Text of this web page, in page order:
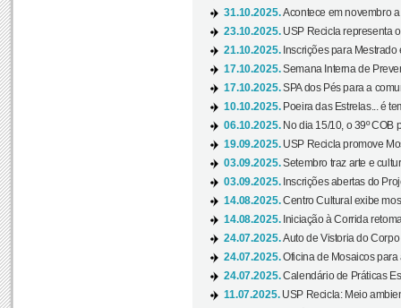
31.10.2025.Acontece em novembro
23.10.2025. USP Recicla representa
21.10.2025. Inscrições para
17.10.2025.Semana Interna de
17.10.2025.SPA dos Pés para a
10.10.2025. Poeira das Estrelas... é
06.10.2025. No dia 15/10, o 39º COB
19.09.2025. USP Recicla promove
03.09.2025.Setembro traz arte e
03.09.2025. Inscrições abertas do
14.08.2025.Centro Cultural exibe
14.08.2025. Iniciação à Corrida
24.07.2025.Auto de Vistoria do
24.07.2025.Oficina de Mosaicos
24.07.2025.Calendário de Práticas
11.07.2025. USP Recicla: Meio